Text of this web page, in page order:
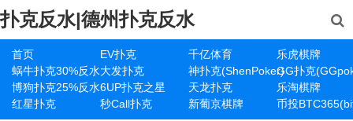
扑克反水|德州扑克反水
首页 EV扑克 千亿体育
乐虎棋牌
蜗牛扑克30%反水大发扑克 神扑克(ShenPoker)GG扑克
博狗扑克25%反水6UP扑克之星 天龙扑克
乐淘棋牌
红星扑克
秒Call扑克 新葡京棋牌 币投